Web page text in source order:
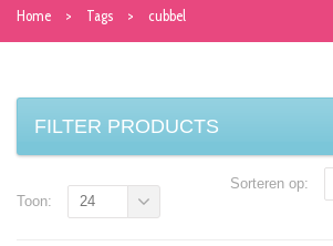
Home Tags cubbel
FILTER PRODUCTS
Sorteren op:
Toon: 24